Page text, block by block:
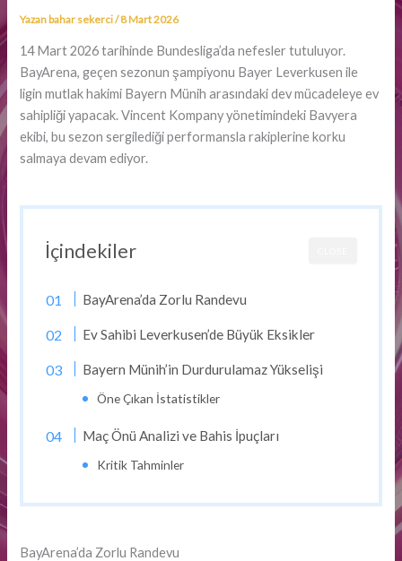
Yazan bahar sekerci/8 Mart 2026
14 Mart 2026 tarihinde Bundesliga’da nefesler tutuluyor.
BayArena, geçen sezonun şampiyonu Bayer Leverkusen ile
ligin mutlak hakimi Bayern Münih arasındaki dev mücadeleye ev
sahipliği yapacak. Vincent Kompany yönetimindeki Bavyera
ekibi, bu sezon sergilediği performansla rakiplerine korku
salmaya devam ediyor.
İçindekiler
BayArena’da Zorlu Randevu
Ev Sahibi Leverkusen’de Büyük Eksikler
Bayern Münih’in Durdurulamaz Yükselişi
Öne Çıkan İstatistikler
Maç Önü Analizi ve Bahis İpuçları
Kritik Tahminler
BayArena’da Zorlu Randevu